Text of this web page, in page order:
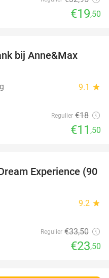
€19,50
bij Anne&Max
9.1 star
Regulier €18
€11 ,50
30%
Experience (90
9.2 star
Regulier €33,50
€23,50